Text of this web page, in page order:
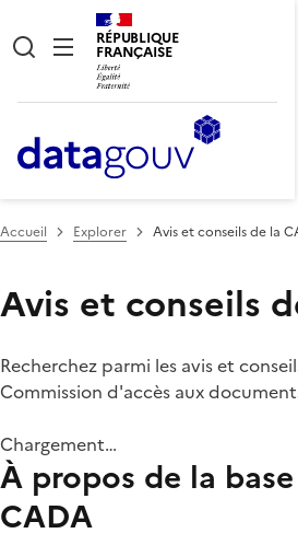
RÉPUBLIQUE
FRANÇAISE
Accueil Explorer Avis et conseils de la
Avis et conseils
Recherchez parmi les avis et
Commission d'accès aux
Chargement…
À propos de la
CADA